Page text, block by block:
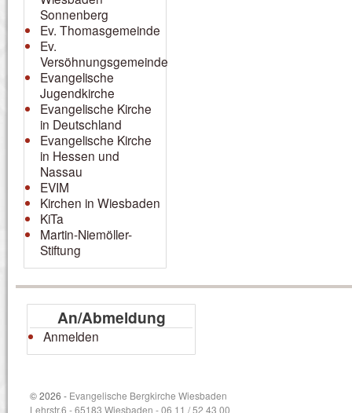
Sonnenberg
Ev. Thomasgemeinde
Ev.
Versöhnungsgemeinde
Evangelische
Jugendkirche
Evangelische Kirche
in Deutschland
Evangelische Kirche
in Hessen und
Nassau
EVIM
Kirchen in Wiesbaden
KiTa
Martin-Niemöller-
Stiftung
An/Abmeldung
Anmelden
© 2026 - Evangelische Bergkirche Wiesbaden
Lehrstr.6 - 65183 Wiesbaden - 06 11 / 52 43 00